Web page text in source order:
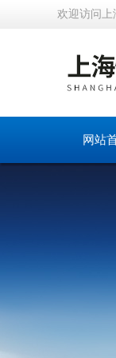
欢迎访问上
网站